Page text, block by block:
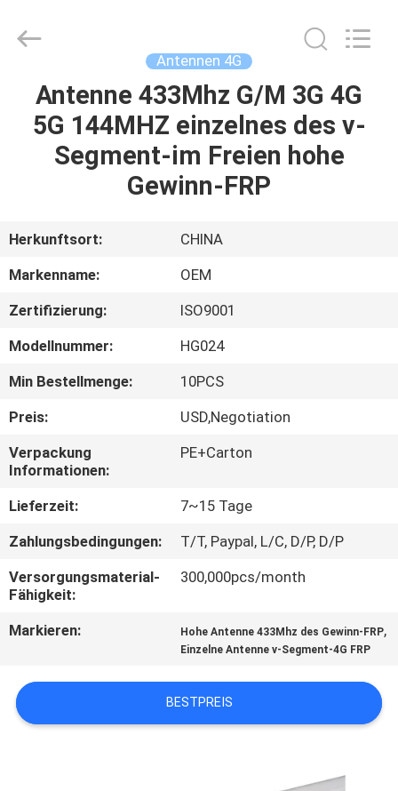
HAUS
PRODUKTE
UNS
AUSFLUG
QUALITÄTSKONTROLLE
TRETEN
SIE
MIT
UNS
VERBINDUNG
FÄLLE
Rights
Reserved.
Antennen 4G
Antenne 433Mhz G/M 3G 4G
5G 144MHZ einzelnes des v-
Segment-im Freien hohe
Gewinn-FRP
Herkunftsort:
CHINA
Markenname:
OEM
Zertifizierung:
ISO9001
Modellnummer:
HG024
Min Bestellmenge:
10PCS
Preis:
USD,Negotiation
Verpackung
Informationen:
PE+Carton
Lieferzeit:
7~15 Tage
Zahlungsbedingungen:
T/T, Paypal, L/C, D/P, D/P
Versorgungsmaterial-
Fähigkeit:
300,000pcs/month
Markieren: Hohe Antenne 433Mhz des Gewinn-FRP,
Einzelne Antenne v-Segment-4G FRP
BESTPREIS